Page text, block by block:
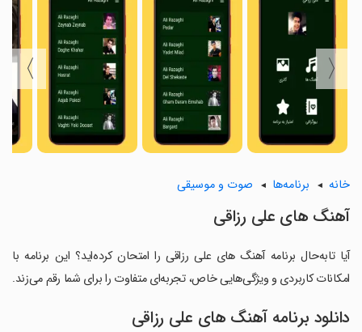
〈
〉
خانه برنامه‌ها صوت و موسیقی
آهنگ های علی رزاقی
آیا تابه‌حال برنامه آهنگ های علی رزاقی را امتحان کرده‌اید؟ این برنامه با
امکانات کاربردی و ویژگی‌هایی خاص، تجربه‌ای متفاوت را برای شما رقم می‌زند.
دانلود برنامه آهنگ های علی رزاقی